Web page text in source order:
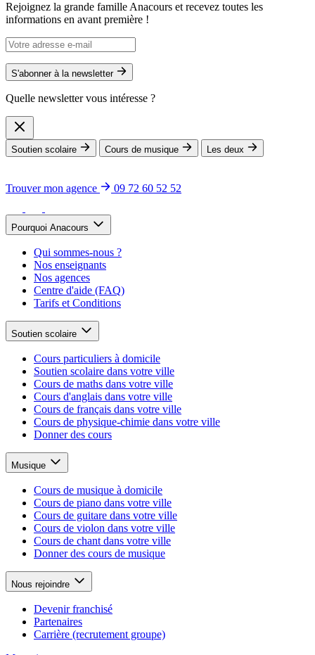
Rejoignez la grande famille Anacours et recevez toutes les
informations en avant première !
S'abonner à la newsletter
Quelle newsletter vous intéresse ?
Soutien scolaire Cours de musique Les deux
Trouver mon agence 09 72 60 52 52
Pourquoi Anacours
Qui sommes-nous ?
Nos enseignants
Nos agences
Centre d'aide (FAQ)
Tarifs et Conditions
Soutien scolaire
Cours particuliers à domicile
Soutien scolaire dans votre ville
Cours de maths dans votre ville
Cours d'anglais dans votre ville
Cours de français dans votre ville
Cours de physique-chimie dans votre ville
Donner des cours
Musique
Cours de musique à domicile
Cours de piano dans votre ville
Cours de guitare dans votre ville
Cours de violon dans votre ville
Cours de chant dans votre ville
Donner des cours de musique
Nous rejoindre
Devenir franchisé
Partenaires
Carrière (recrutement groupe)